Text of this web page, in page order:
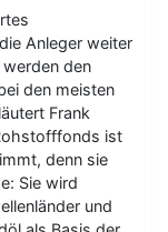
Anleger weiter
den
den meisten
Frank
ist
denn sie
Sie wird
und